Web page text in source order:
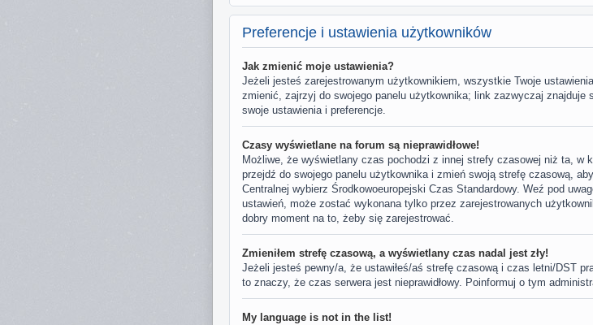
Preferencje i ustawienia użytkowników
Jak zmienić moje ustawienia?
Jeżeli jesteś zarejestrowanym użytkownikiem, wszystkie Twoje
zmienić, zajrzyj do swojego panelu użytkownika; link zazwyczaj znajduje
swoje ustawienia i preferencje.
Czasy wyświetlane na forum są nieprawidłowe!
Możliwe, że wyświetlany czas pochodzi z innej strefy czasowej niż ta, w
przejdź do swojego panelu użytkownika i zmień swoją strefę czasową,
Centralnej wybierz Środkowoeuropejski Czas Standardowy. Weź pod
ustawień, może zostać wykonana tylko przez zarejestrowanych
dobry moment na to, żeby się zarejestrować.
Zmieniłem strefę czasową, a wyświetlany czas nadal jest zły!
Jeżeli jesteś pewny/a, że ustawiłeś/aś strefę czasową i czas letni/DST
to znaczy, że czas serwera jest nieprawidłowy. Poinformuj o tym
My language is not in the list!